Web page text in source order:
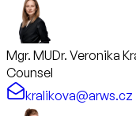
Mgr. MUDr. Veronika
Counsel
kralikova@arws.cz